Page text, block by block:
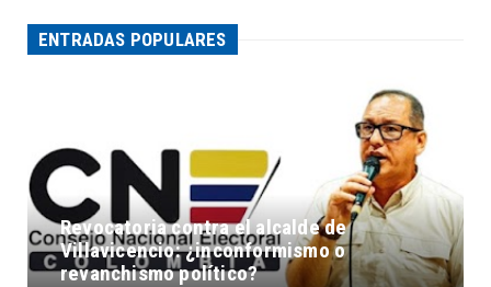
ENTRADAS POPULARES
Revocatoria contra el alcalde de
Villavicencio: ¿inconformismo o
revanchismo político?